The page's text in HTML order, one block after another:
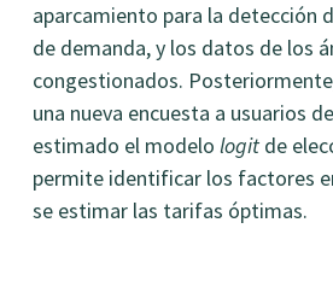
aparcamiento para la detección
de demanda, y los datos de los
congestionados.
una nueva encuesta a usuarios
estimado el modelo logitde
permite identificar los factores
se estimar las tarifas óptimas.